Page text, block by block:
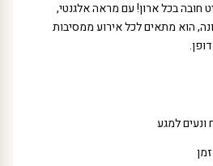
חובה בכל ארון! עם מראה אלגנטי,
הוא מתאים לכל אירוע ממסיבות
ונעים למגע